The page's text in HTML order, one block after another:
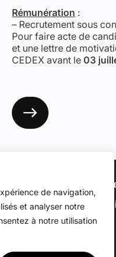
de navigation,
et analyser notre
à notre utilisation
Rémunération :
– Recrutement sous
Pour faire acte de
et une lettre de
CEDEX avant le03
Nos horaires
Du lundi au vendredi
de 9h00 à 12h30